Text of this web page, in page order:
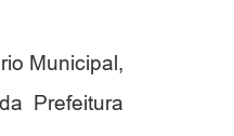
Municipal,
Prefeitura